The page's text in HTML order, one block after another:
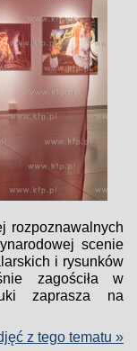
rozpoznawalnych
scenie
i rysunków
zagościła w
zaprasza na
z tego tematu »